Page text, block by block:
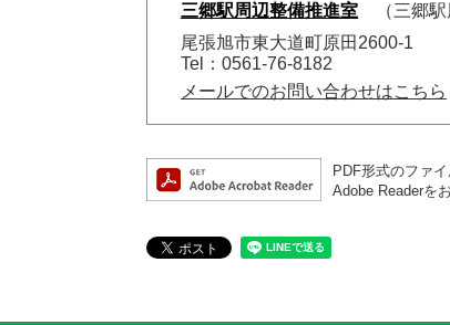
三郷駅周辺整備推進室
三郷
尾張旭市東大道町原田2600-1
Tel：0561-76-8182
メールでのお問い合わせはこちら
PDF形式のファ
Adobe Readerを